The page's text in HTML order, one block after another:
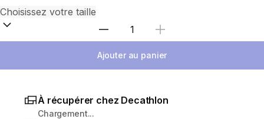
Sélectionnez la quantité
Ajouter au panier
À récupérer chez Decathlon
Chargement...